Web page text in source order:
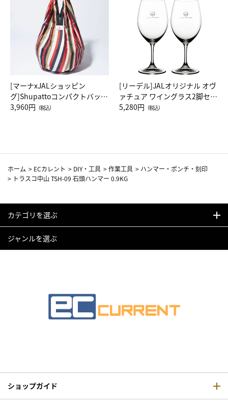
[マーナxJALショッピン
グ]Shupattoコンパクトバッグ
Drop JAL客室乗務員（LC）ス
3,960円 （税込）
[リーデル]JALオリジナル オヴ
ァチュア ワイングラス2脚セッ
ト（レッドワイン）
5,280円 （税込）
ホーム > ECカレント > DIY・工具 >作業工具 > ハンマー・ポンチ・刻印
> トラスコ中山 TSH-09 石頭ハンマー 0.9KG
カテゴリを選ぶ
ジャンルを選ぶ
ショップガイド